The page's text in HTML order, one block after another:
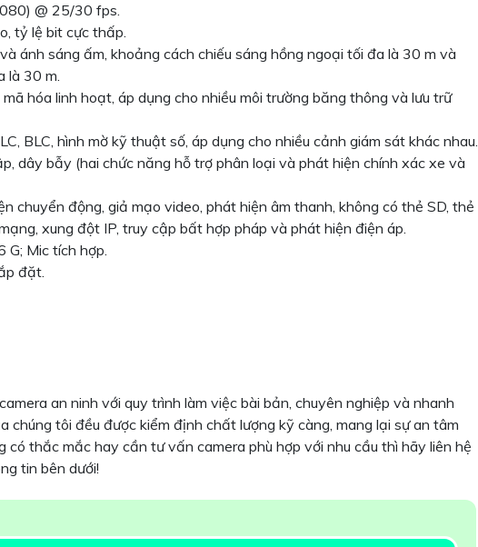
@ 25/30 fps.
tỷ lệ bit cực thấp.
ánh sáng ấm, khoảng cách chiếu sáng hồng ngoại tối đa là 30 m và
là 30 m.
hóa linh hoạt, áp dụng cho nhiều môi trường băng thông và lưu trữ
BLC, hình mờ kỹ thuật số, áp dụng cho nhiều cảnh giám sát khác nhau.
dây bẫy (hai chức năng hỗ trợ phân loại và phát hiện chính xác xe và
chuyển động, giả mạo video, phát hiện âm thanh, không có thẻ SD, thẻ
xung đột IP, truy cập bất hợp pháp và phát hiện điện áp.
G; Mic tích hợp.
đặt.
an ninh với quy trình làm việc bài bản, chuyên nghiệp và nhanh
chúng tôi đều được kiểm định chất lượng kỹ càng, mang lại sự an tâm
có thắc mắc hay cần tư vấn camera phù hợp với nhu cầu thì hãy liên hệ
tin bên dưới!